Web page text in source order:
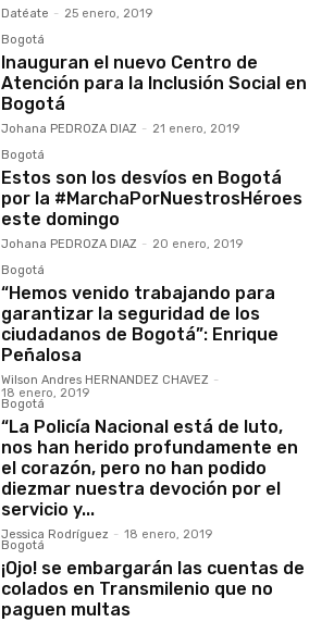
Datéate - 25 enero, 2019
Bogotá
Inauguran el nuevo Centro de
Atención para la Inclusión Social en
Bogotá
Johana PEDROZA DIAZ - 21 enero, 2019
Bogotá
Estos son los desvíos en Bogotá
por la #MarchaPorNuestrosHéroes
este domingo
Johana PEDROZA DIAZ - 20 enero, 2019
Bogotá
“Hemos venido trabajando para
garantizar la seguridad de los
ciudadanos de Bogotá”: Enrique
Peñalosa
Wilson Andres HERNANDEZ CHAVEZ -
18 enero, 2019
Bogotá
“La Policía Nacional está de luto,
nos han herido profundamente en
el corazón, pero no han podido
diezmar nuestra devoción por el
servicio y...
Jessica Rodríguez - 18 enero, 2019
Bogotá
¡Ojo! se embargarán las cuentas de
colados en Transmilenio que no
paguen multas